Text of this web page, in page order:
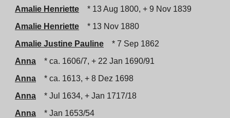
Amalie Henriette
* 13 Aug 1800, + 9 Nov 1839
Amalie Henriette
* 13 Nov 1880
Amalie Justine Pauline
* 7 Sep 1862
Anna
* ca. 1606/7, + 22 Jan 1690/91
Anna
* ca. 1613, + 8 Dez 1698
Anna
* Jul 1634, + Jan 1717/18
Anna
* Jan 1653/54